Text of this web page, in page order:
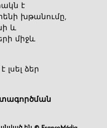
է
խթանումը,
և
միջև
ձեր